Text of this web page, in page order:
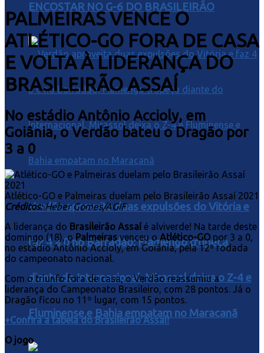
ENCOSTAR NO G-6 DO BRASILEIRÃO
Verdão aproveita duas expulsões do Vitória e
faz 4 a 0 no Barradão; Flamengo tropeça
diante do Internacional, Mirassol deixa o Z-4 e
Fluminense e Bahia empatam no Maracanã
PALMEIRAS VENCE O
ATLÉTICO-GO FORA DE CASA
E VOLTA À LIDERANÇA DO
BRASILEIRÃO ASSAÍ
No estádio Antônio Accioly, em
Goiânia, o Verdão bateu o Dragão por
3 a 0
Atlético-GO e Palmeiras duelam pelo Brasileirão Assaí 2021
Créditos:Heber Gomes/AGIF
A liderança do Brasileirão Assaíé alviverde! Na tarde deste
domingo (18), oPalmeirasvenceu oAtlético-GO por 3 a 0,
no estádio Antônio Accioly, em Goiânia, pela 12ª rodada
do campeonato nacional.
Com o triunfo fora de casa, o Verdão reassumiu a
liderança do Campeonato Brasileiro, com 28 pontos. Já o
Dragão ficou no 11º lugar, com 15 pontos.
+Confira a tabela do Brasileirão Assaí!
O jogo